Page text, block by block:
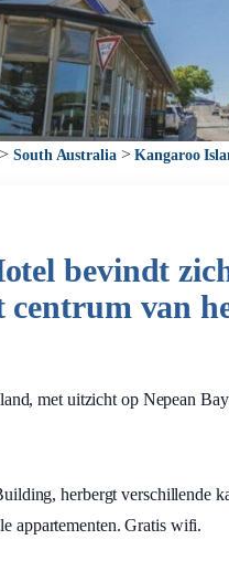
South Australia>Kangaroo
bevindt
van
met uitzicht op Nepean
herbergt verschillende
appartementen. Gratis wifi.